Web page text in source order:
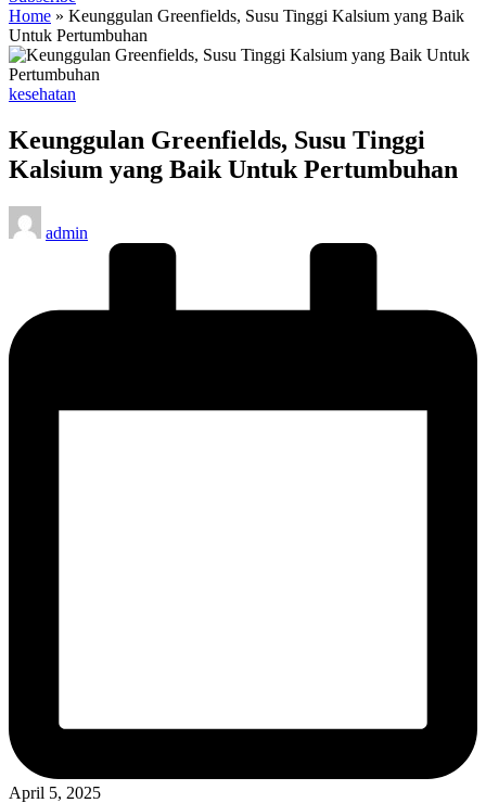
Home » Keunggulan Greenfields, Susu Tinggi Kalsium yang Baik
Untuk Pertumbuhan
Posted
kesehatan
Keunggulan Greenfields, Susu Tinggi
Kalsium yang Baik Untuk Pertumbuhan
Posted
by
admin
April 5, 2025